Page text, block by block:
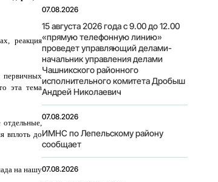
реакция
первичных
эта тема
вплоть до
на нашу
07.08.2026
15 августа 2026 года с 9.00 до 12.00
«прямую телефонную линию»
проведет управляющий делами-
начальник управления делами
Чашникского районного
исполнительного комитета Дробыш
Андрей Николаевич
07.08.2026
ИМНС по Лепельскому району
сообщает
07.08.2026